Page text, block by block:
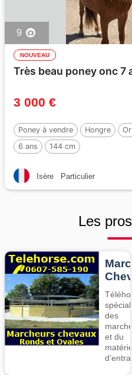
9
NOUVEAU
Très beau poney onc 7
3 000 €
Poney à vendre Hongre
6 ans
144 cm
Isère Particulier
Les
des
et du
matériel